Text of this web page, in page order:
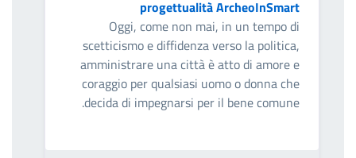
progettualità ArcheoInSmart
Oggi, come non mai, in un tempo di
scetticismo e diffidenza verso la politica,
amministrare una città è atto di amore e
coraggio per qualsiasi uomo o donna che
decida di impegnarsi per il bene comune.